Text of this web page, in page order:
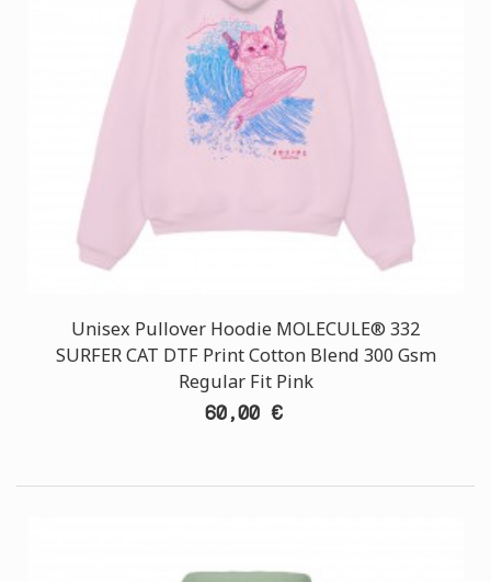
Unisex Pullover Hoodie MOLECULE® 332
SURFER CAT DTF Print Cotton Blend 300 Gsm
Regular Fit Pink
60,00 €